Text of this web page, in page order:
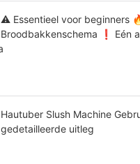
⚠️ Essentieel voor beginners
Broodbakkenschema ❗ Eén
gedaan 🍞
Hautuber Slush Machine
gedetailleerde uitleg